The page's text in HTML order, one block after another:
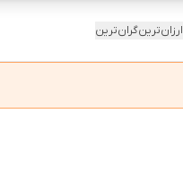
ارزان‌ترینگران‌ترین